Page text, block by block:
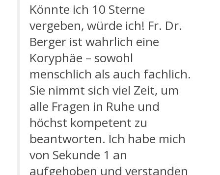
Könnte ich 10 Sterne
vergeben, würde ich! Fr. Dr.
Berger ist wahrlich eine
Koryphäe – sowohl
menschlich als auch fachlich.
Sie nimmt sich viel Zeit, um
alle Fragen in Ruhe und
höchst kompetent zu
beantworten. Ich habe mich
von Sekunde 1 an
aufgehoben und verstanden